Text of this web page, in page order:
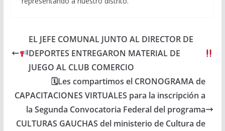
EL JEFE COMUNAL JUNTO AL DIRECTOR DE
DEPORTES ENTREGARON MATERIAL DE
JUEGO AL CLUB COMERCIO
🗓Les compartimos el CRONOGRAMA de
CAPACITACIONES VIRTUALES para la inscripción a
la Segunda Convocatoria Federal del programa
CULTURAS GAUCHAS del ministerio de Cultura de